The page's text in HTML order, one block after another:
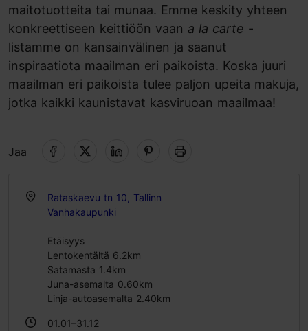
maitotuotteita tai munaa. Emme keskity yhteen
konkreettiseen keittiöön vaan a la carte -
listamme on kansainvälinen ja saanut
inspiraatiota maailman eri paikoista. Koska juuri
maailman eri paikoista tulee paljon upeita makuja,
jotka kaikki kaunistavat kasviruoan maailmaa!
Jaa
Rataskaevu tn 10, Tallinn
Vanhakaupunki
Etäisyys
Lentokentältä 6.2km
Satamasta 1.4km
Juna-asemalta 0.60km
Linja-autoasemalta 2.40km
01.01–31.12